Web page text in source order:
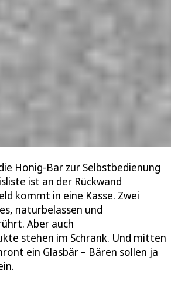
Honig-Bar zur Selbstbedienung
ist an der Rückwand
kommt in eine Kasse. Zwei
naturbelassen und
Aber auch
stehen im Schrank. Und mitten
ein Glasbär – Bären sollen ja